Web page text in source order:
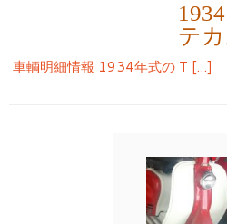
テ
車輌明細情報 1934年式の T […]